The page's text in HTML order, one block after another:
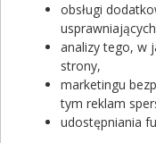
Dabigatran
kapsułki twarde
obsługi
analizy tego, w
strony,
marketingu
tym reklam
udostępniania